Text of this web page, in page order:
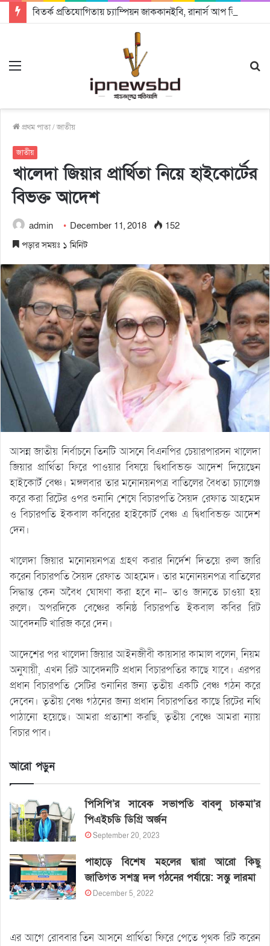
বিতর্ক প্রতিযোগিতায় চ্যাম্পিয়ন জাককানইবি, রানার্স আপ জিএসএফ
প্রথম পাতা/জাতীয়
জাতীয়
খালেদা জিয়ার প্রার্থিতা নিয়ে হাইকোর্টের
বিভক্ত আদেশ
admin December 11, 2018
152
পড়ার সময়ঃ ১ মিনিট
আসন্ন জাতীয় নির্বাচনে তিনটি আসনে বিএনপির চেয়ারপারসন খালেদা
জিয়ার প্রার্থিতা ফিরে পাওয়ার বিষয়ে দ্বিধাবিভক্ত আদেশ দিয়েছেন
হাইকোর্ট বেঞ্চ। মঙ্গলবার তার মনোনয়নপত্র বাতিলের বৈধতা চ্যালেঞ্জ
করে করা রিটের ওপর শুনানি শেষে বিচারপতি সৈয়দ রেফাত আহমেদ
ও বিচারপতি ইকবাল কবিরের হাইকোর্ট বেঞ্চ এ দ্বিধাবিভক্ত আদেশ
দেন।
খালেদা জিয়ার মনোনয়নপত্র গ্রহণ করার নির্দেশ দিতয়ে রুল জারি
করেন বিচারপতি সৈয়দ রেফাত আহমেদ। তার মনোনয়নপত্র বাতিলের
সিদ্ধান্ত কেন অবৈধ ঘোষণা করা হবে না- তাও জানতে চাওয়া হয়
রুলে। অপরদিকে বেঞ্চের কনিষ্ঠ বিচারপতি ইকবাল কবির রিট
আবেদনটি খারিজ করে দেন।
আদেশের পর খালেদা জিয়ার আইনজীবী কায়সার কামাল বলেন, নিয়ম
অনুযায়ী, এখন রিট আবেদনটি প্রধান বিচারপতির কাছে যাবে। এরপর
প্রধান বিচারপতি সেটির শুনানির জন্য তৃতীয় একটি বেঞ্চ গঠন করে
দেবেন। তৃতীয় বেঞ্চ গঠনের জন্য প্রধান বিচারপতির কাছে রিটের নথি
পাঠানো হয়েছে। আমরা প্রত্যাশা করছি, তৃতীয় বেঞ্চে আমরা ন্যায়
বিচার পাব।
আরো পড়ুন
পিসিপি’র সাবেক সভাপতি বাবলু চাকমা’র
পিএইচডি ডিগ্রি অর্জন
September 20, 2023
পাহাড়ে বিশেষ মহলের দ্বারা আরো কিছু
জাতিগত সশস্ত্র দল গঠনের পর্যায়ে: সন্তু লারমা
December 5, 2022
এর আগে রোববার তিন আসনে প্রার্থিতা ফিরে পেতে পৃথক রিট করেন